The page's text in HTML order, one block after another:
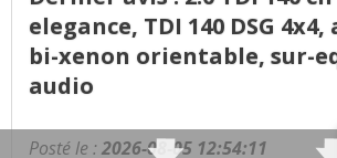
elegance, TDI 140 DSG
bi-xenon orientable, sur-
audio
Posté le : 2026-08-05 12:54:11